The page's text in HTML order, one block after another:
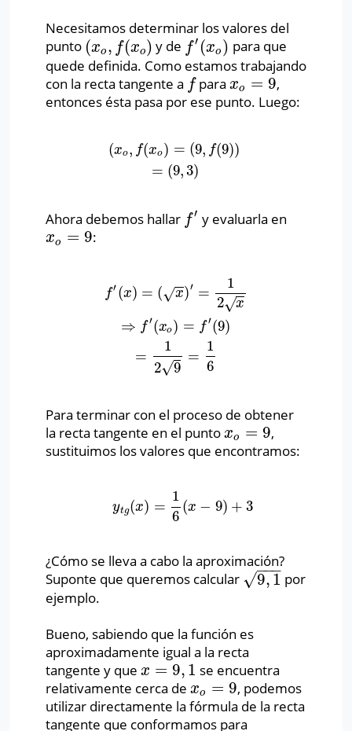
Necesitamos determinar los valores del
punto (xo , f(xo)
(xo,f xo) y de f′ (xo )
f′(xo)
para que
quede definida. Como estamos trabajando
con la recta tangente a f
f paraxo = 9
xo =9
,
entonces ésta pasa por ese punto. Luego:
(xo, f(xo) = (9, f(9))
= (9,3)
(xo ,f(xo)= 9,f 9))= (9,3)
Ahora debemos hallar f′
f′ y evaluarla en
xo = 9
xo =9 :
f′(x) = ( x
√ )′ =
1
2
x
√
⇒ f ′(xo) = f′(9)
=
1
2
9
√
=
1
6
=(x)′=1 2x ⇒f′(xo)= f′(9 )=129=
Para terminar con el proceso de obtener
la recta tangente en el punto xo = 9
xo =9
,
sustituimos los valores que encontramos:
ytg(x) =
1
6
(x − 9) + 3
ytg( x)= 16(x− 9)+ 3
¿Cómo se lleva a cabo la aproximación?
Suponte que queremos calcular
9, 1
−−
−
√
9,1
por
ejemplo.
Bueno, sabiendo que la función es
aproximadamente igual a la recta
tangente y que x = 9, 1
x= 9, 1
se encuentra
relativamente cerca de xo = 9
xo =9
, podemos
utilizar directamente la fórmula de la recta
tangente que conformamos para